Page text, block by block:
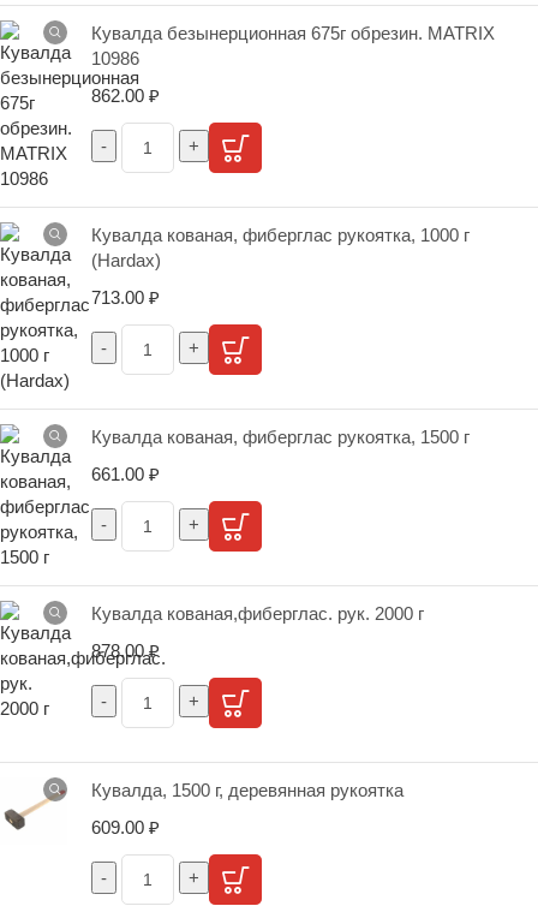
Кувалда безынерционная 675г обрезин. MATRIX
10986
862.00 ₽
Кувалда кованая, фиберглас рукоятка, 1000 г
(Hardax)
713.00 ₽
Кувалда кованая, фиберглас рукоятка, 1500 г
661.00 ₽
Кувалда кованая,фиберглас. рук. 2000 г
878.00₽
Кувалда, 1500 г, деревянная рукоятка
609.00 ₽